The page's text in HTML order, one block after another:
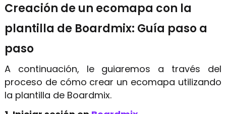
Creación de un ecomapa con la
plantilla de Boardmix: Guía paso a
paso
A continuación, le guiaremos a través del
proceso de cómo crear un ecomapa utilizando
la plantilla de Boardmix.